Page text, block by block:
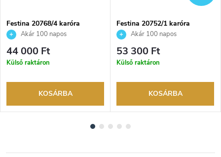
Festina 20768/4 karóra
Akár 100 napos
visszaküldési lehetőség. Hivatalos
márkakereskedő.
44 000 Ft
Külső raktáron
KOSÁRBA
Festina 20752/1 karóra
Akár 100 napos
visszaküldési lehetőség. Hivatalos
márkakereskedő.
53 300 Ft
Külső raktáron
KOSÁRBA